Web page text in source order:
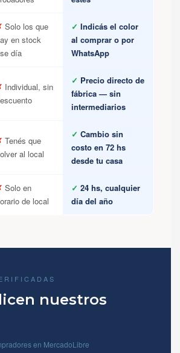
Solo los que
en stock
día
✓ Indicás el color
al comprar o por
WhatsApp
Individual, sin
✓ Precio directo de
fábrica — sin
intermediarios
Tenés que
al local
✓ Cambio sin
costo en 72 hs
desde tu casa
Solo en
de local
✓ 24 hs, cualquier
día del año
nuestros
en MercadoLibre